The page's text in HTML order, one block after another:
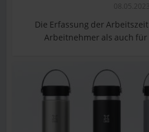
08.05.2023
Die Erfassung der
Arbeitnehmer als auch